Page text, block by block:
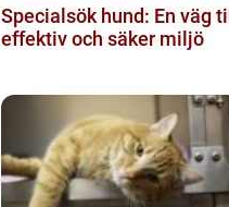
Specialsök hund: En väg till
effektiv och säker miljö